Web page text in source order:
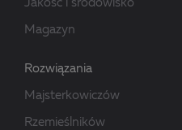
Jakość i środowisko
Magazyn
Rozwiązania
Majsterkowiczów
Rzemieślników